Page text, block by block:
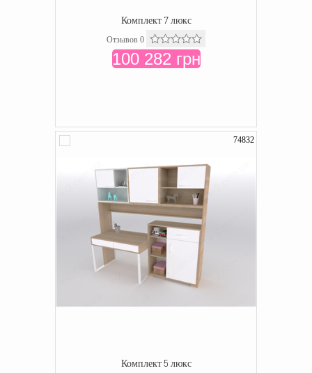
Комплект 7 люкс
Отзывов 0
100 282 грн
74832
Комплект 5 люкс